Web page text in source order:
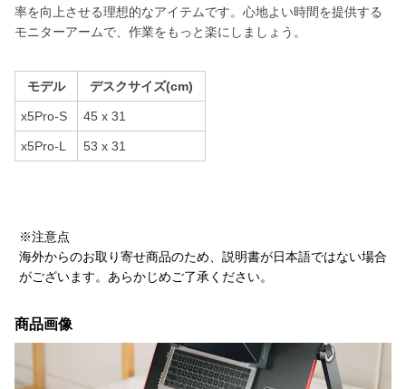
率を向上させる理想的なアイテムです。心地よい時間を提供する
モニターアームで、作業をもっと楽にしましょう。
モデル デスクサイズ(cm)
x5Pro-S 45 x 31
x5Pro-L 53 x 31
※注意点
海外からのお取り寄せ商品のため、説明書が日本語ではない場合
がございます。あらかじめご了承ください。
商品画像